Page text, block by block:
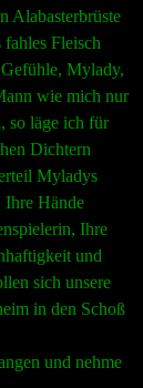
Alabasterbrüste
Fleisch
Mylady,
wie mich nur
so läge ich für
Dichtern
Myladys
Ihre Hände
Ihre
und
sich unsere
in den Schoß
und nehme